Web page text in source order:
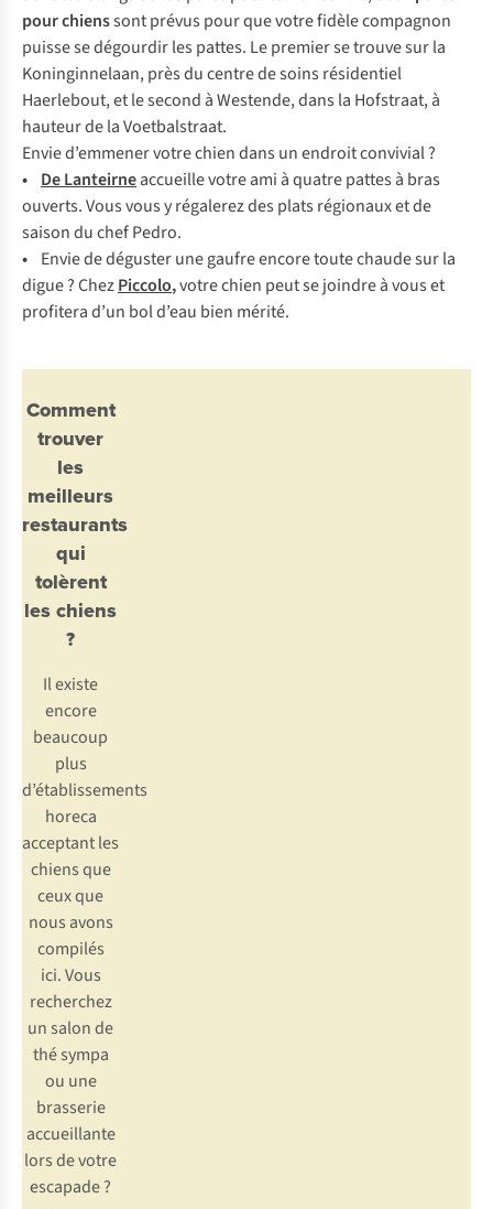
pour chienssont prévus pour que votre fidèle compagnon
puisse se dégourdir les pattes. Le premier se trouve sur la
Koninginnelaan, près du centre de soins résidentiel
Haerlebout, et le second à Westende, dans la Hofstraat, à
hauteur de la Voetbalstraat.
Envie d’emmener votre chien dans un endroit convivial ?
• De Lanteirneaccueille votre ami à quatre pattes à bras
ouverts. Vous vous y régalerez des plats régionaux et de
saison du chef Pedro.
• Envie de déguster une gaufre encore toute chaude sur la
digue ? ChezPiccolo,votre chien peut se joindre à vous et
profitera d’un bol d’eau bien mérité.
Comment
trouver
les
meilleurs
restaurants
qui
tolèrent
les chiens
?
Il existe
encore
beaucoup
plus
d’établissements
horeca
acceptant les
chiens que
ceux que
nous avons
compilés
ici.Vous
recherchez
un salon de
thé sympa
ou une
brasserie
accueillante
lors de votre
escapade ?